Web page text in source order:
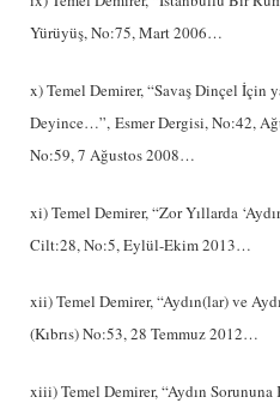
Yürüyüş, No:75, Mart 2006…
x) Temel Demirer, “Savaş Dinçel İçin
Deyince…”, Esmer Dergisi, No:42,
No:59, 7 Ağustos 2008…
xi) Temel Demirer, “Zor Yıllarda
Cilt:28, No:5, Eylül-Ekim 2013…
xii) Temel Demirer, “Aydın(lar) ve
(Kıbrıs) No:53, 28 Temmuz 2012…
xiii) Temel Demirer, “Aydın Sorununa